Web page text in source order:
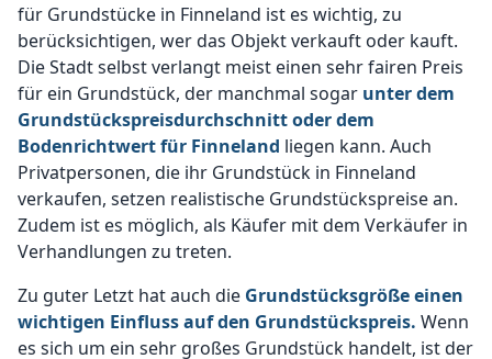
für Grundstücke in Finneland ist es wichtig, zu
berücksichtigen, wer das Objekt verkauft oder kauft.
Die Stadt selbst verlangt meist einen sehr fairen Preis
für ein Grundstück, der manchmal sogar unter dem
Grundstückspreisdurchschnitt oder dem
Bodenrichtwert für Finneland liegen kann. Auch
Privatpersonen, die ihr Grundstück in Finneland
verkaufen, setzen realistische Grundstückspreise an.
Zudem ist es möglich, als Käufer mit dem Verkäufer in
Verhandlungen zu treten.
Zu guter Letzt hat auch die Grundstücksgröße einen
wichtigen Einfluss auf den Grundstückspreis. Wenn
es sich um ein sehr großes Grundstück handelt, ist der